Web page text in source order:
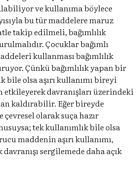
ve kullanıma böylece
bu tür maddelere maruz
takip edilmeli, bağımlılık
Çocuklar bağımlı
kullanması bağımlılık
Çünkü bağımlılık yapan bir
olsa aşırı kullanımı bireyi
davranışları üzerindeki
kaldırabilir. Eğer bireyde
olarak suça hazır
tek kullanımlık bile olsa
maddenin aşırı kullanımı,
sergilemede daha açık